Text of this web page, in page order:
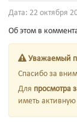
Дата: 22 октября
Об этом в
Уважаемый
Спасибо за
Для просмотра
иметь активную